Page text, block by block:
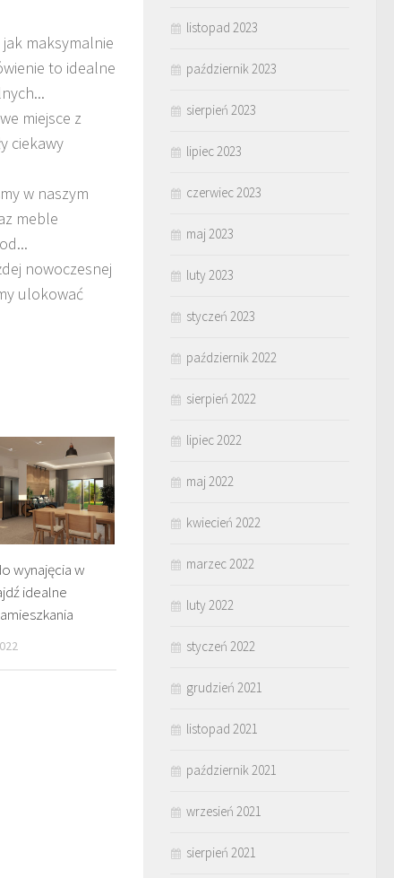
maksymalnie
to idealne
miejsce z
ciekawy
w naszym
meble
nowoczesnej
ulokować
wynajęcia w
idealne
listopad 2023
październik 2023
sierpień 2023
lipiec 2023
czerwiec 2023
maj 2023
luty 2023
styczeń 2023
październik 2022
sierpień 2022
lipiec 2022
maj 2022
kwiecień 2022
marzec 2022
luty 2022
styczeń 2022
grudzień 2021
listopad 2021
październik 2021
wrzesień 2021
sierpień 2021